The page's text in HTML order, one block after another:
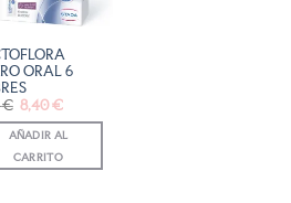
LISTA
DE
ORAL 6
€ El
precio
original
era:
9,89 €.
8,40€El
actual
es:
8,40 €.
AÑADIR AL
CARRITO